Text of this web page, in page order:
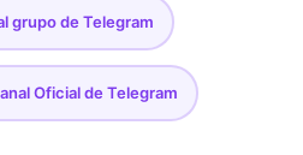
grupo de Telegram
Oficial de Telegram